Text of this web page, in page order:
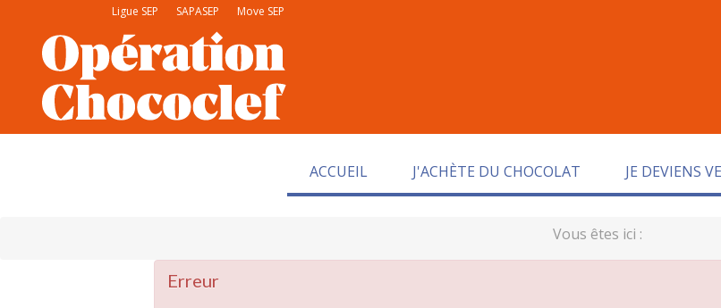
Ligue SEP SAPASEP Move SEP
ACCUEIL J'ACHÈTE DU CHOCOLAT JE DEVIENS
Vous êtes ici :
Erreur